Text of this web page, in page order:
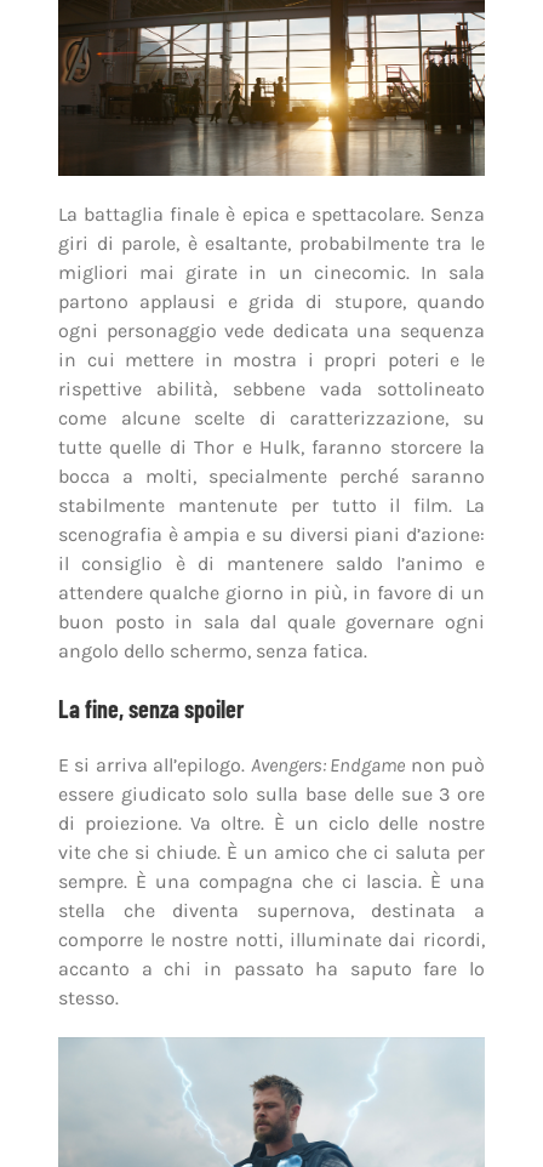
La battaglia finale è epica e spettacolare. Senza
giri di parole, è esaltante, probabilmente tra le
migliori mai girate in un cinecomic. In sala
partono applausi e grida di stupore, quando
ogni personaggio vede dedicata una sequenza
in cui mettere in mostra i propri poteri e le
rispettive abilità, sebbene vada sottolineato
come alcune scelte di caratterizzazione, su
tutte quelle di Thor e Hulk, faranno storcere la
bocca a molti, specialmente perché saranno
stabilmente mantenute per tutto il film. La
scenografia è ampia e su diversi piani d’azione:
il consiglio è di mantenere saldo l’animo e
attendere qualche giorno in più, in favore di un
buon posto in sala dal quale governare ogni
angolo dello schermo, senza fatica.
La fine, senza spoiler
E si arriva all’epilogo. Avengers: Endgame non può
essere giudicato solo sulla base delle sue 3 ore
di proiezione. Va oltre. È un ciclo delle nostre
vite che si chiude. È un amico che ci saluta per
sempre. È una compagna che ci lascia. È una
stella che diventa supernova, destinata a
comporre le nostre notti, illuminate dai ricordi,
accanto a chi in passato ha saputo fare lo
stesso.